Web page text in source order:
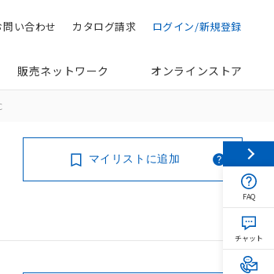
ログイン/新規登録
カタログ請求
問い合わせ
販売ネットワーク オンラインストア
マイリストに追加
FAQ
チャット